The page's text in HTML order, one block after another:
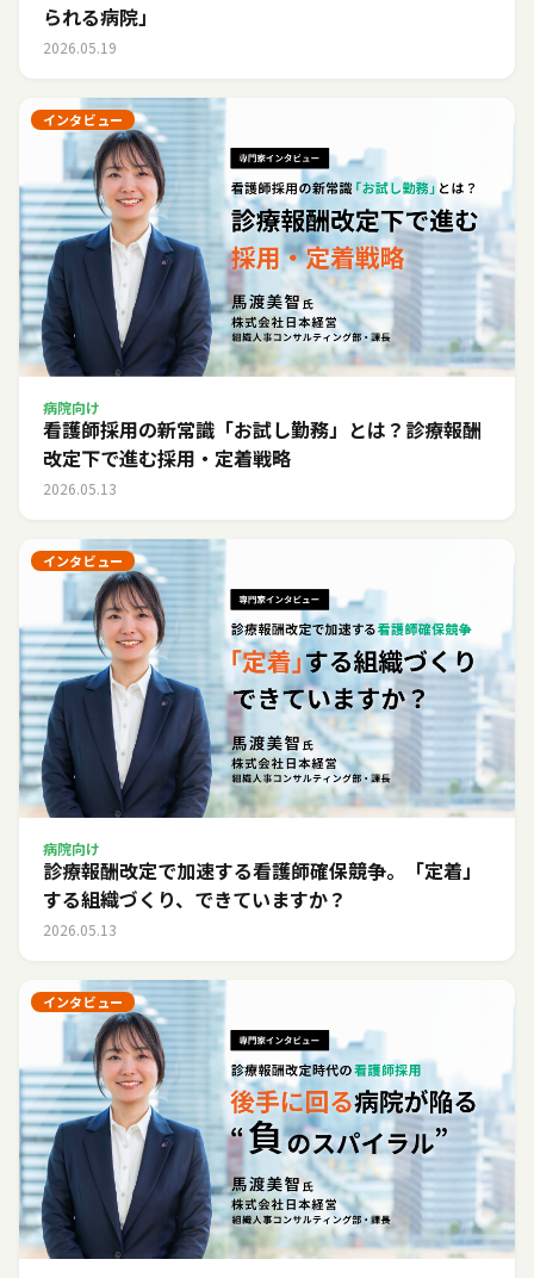
られる病院」
2026.05.19
インタビュー
病院向け
看護師採用の新常識「お試し勤務」とは？診療報酬
改定下で進む採用・定着戦略
2026.05.13
インタビュー
病院向け
診療報酬改定で加速する看護師確保競争。「定着」
する組織づくり、できていますか？
2026.05.13
インタビュー